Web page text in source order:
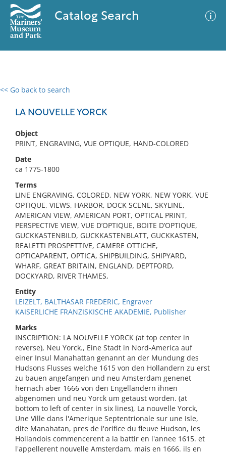
Catalog Search
<< Go back to search
LA NOUVELLE YORCK
Object
PRINT, ENGRAVING, VUE OPTIQUE, HAND-COLORED
Date
ca 1775-1800
Terms
LINE ENGRAVING, COLORED, NEW YORK, NEW YORK, VUE
OPTIQUE, VIEWS, HARBOR, DOCK SCENE, SKYLINE,
AMERICAN VIEW, AMERICAN PORT, OPTICAL PRINT,
PERSPECTIVE VIEW, VUE D’OPTIQUE, BOITE D’OPTIQUE,
GUCKKASTENBILD, GUCKKASTENBLATT, GUCKKASTEN,
REALETTI PROSPETTIVE, CAMERE OTTICHE,
OPTICAPARENT, OPTICA, SHIPBUILDING, SHIPYARD,
WHARF, GREAT BRITAIN, ENGLAND, DEPTFORD,
DOCKYARD, RIVER THAMES,
Entity
LEIZELT, BALTHASAR FREDERIC, Engraver
KAISERLICHE FRANZISKISCHE AKADEMIE, Publisher
Marks
INSCRIPTION: LA NOUVELLE YORCK (at top center in
reverse), Neu Yorck., Eine Stadt in Nord-America auf
einer Insul Manahattan genannt an der Mundung des
Hudsons Flusses welche 1615 von den Hollandern zu erst
zu bauen angefangen und neu Amsterdam genenet
hernach aber 1666 von den Engellandern ihnen
abgenomen und neu Yorck um getaust worden. (at
bottom to left of center in six lines), La nouvelle Yorck,
Une Ville dans l'Amerique Septentrionale sur une Isle,
dite Manahatan, pres de l'orifice du fleuve Hudson, les
Hollandois commencerent a la battir en l'annee 1615. et
l'appellerent nouvelle Amsterdam, mais en 1666. ils en
0 results